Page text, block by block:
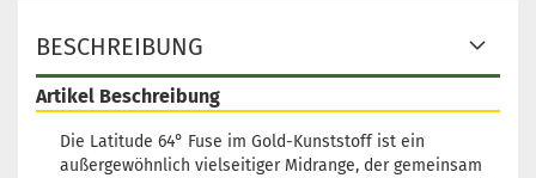
BESCHREIBUNG
Artikel Beschreibung
Die Latitude 64° Fuse im Gold-Kunststoff ist ein
außergewöhnlich vielseitiger Midrange, der gemeinsam